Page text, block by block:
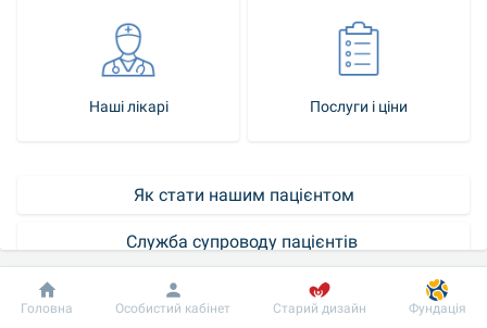
Наші лікарі Послуги і ціни
Як стати нашим пацієнтом
Служба супроводу пацієнтів
Добробут
Інформація Пацієнту
Головна Особистий кабінет Старий дизайн Фундація